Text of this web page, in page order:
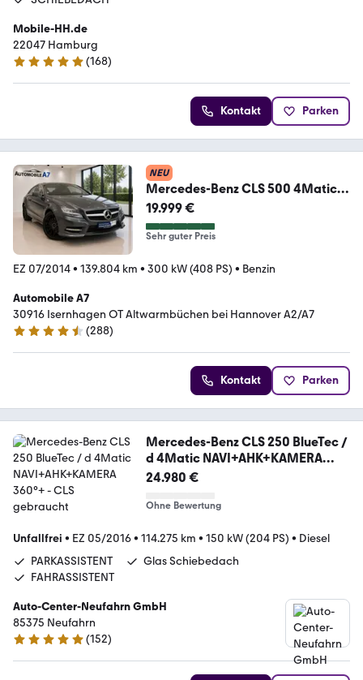
Mobile-HH.de
22047 Hamburg
4.8 Sterne
(168)
Kontakt Parken
NEU
Mercedes-Benz CLS 500 4Matic
AMG- Line*LEDER/SCHIEBE-D*
19.999 €
Sehr guter Preis
EZ 07/2014• 139.804 km • 300 kW (408 PS) • Benzin
Automobile A7
30916 Isernhagen OT Altwarmbüchen bei Hannover A2/A7
4.7 Sterne
(288)
Kontakt Parken
Mercedes-Benz CLS 250 BlueTec /
d 4Matic NAVI+AHK+KAMERA
360°+
24.980 €
Ohne Bewertung
Unfallfrei • EZ 05/2016• 114.275 km • 150 kW (204 PS) • Diesel
PARKASSISTENT
Glas Schiebedach
FAHRASSISTENT
Auto-Center-Neufahrn GmbH
85375 Neufahrn
4.8 Sterne
(152)